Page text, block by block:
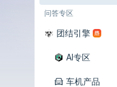
问答专区
团结引擎
AI专区
车机产品